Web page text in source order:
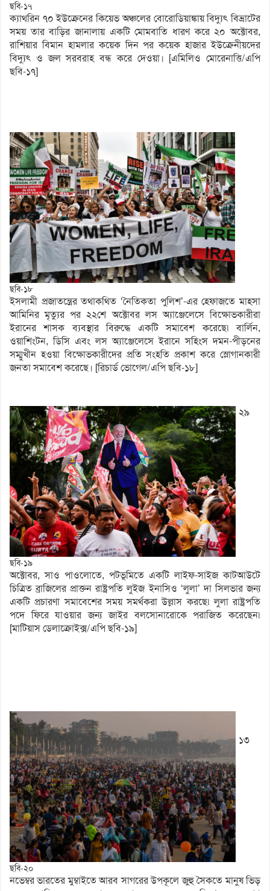
ছবি-১৭
ক্যাথরিন ৭০ ইউক্রেনের কিয়েভ অঞ্চলের বোরোডিয়াঙ্কায় বিদ্যুৎ বিভ্রাটের
সময় তার বাড়ির জানালায় একটি মোমবাতি ধারণ করে ২০ অক্টোবর,
রাশিয়ার বিমান হামলার কয়েক দিন পর কয়েক হাজার ইউক্রেনীয়দের
বিদ্যুৎ ও জল সরবরাহ বন্ধ করে দেওয়া। [এমিলিও মোরেনাত্তি/এপি
ছবি-১৭]
ছবি-১৮
ইসলামী প্রজাতন্ত্রের তথাকথিত ‘নৈতিকতা পুলিশ’-এর হেফাজতে মাহসা
আমিনির মৃত্যুর পর ২২শে অক্টোবর লস অ্যাঞ্জেলেসে বিক্ষোভকারীরা
ইরানের শাসক ব্যবস্থার বিরুদ্ধে একটি সমাবেশ করেছে৷ বার্লিন,
ওয়াশিংটন, ডিসি এবং লস অ্যাঞ্জেলেসে ইরানে সহিংস দমন-পীড়নের
সম্মুখীন হওয়া বিক্ষোভকারীদের প্রতি সংহতি প্রকাশ করে স্লোগানকারী
জনতা সমাবেশ করেছে। [রিচার্ড ভোগেল/এপি ছবি-১৮]
ছবি-১৯
২৯
অক্টোবর, সাও পাওলোতে, পটভূমিতে একটি লাইফ-সাইজ কাটআউটে
চিত্রিত ব্রাজিলের প্রাক্তন রাষ্ট্রপতি লুইজ ইনাসিও ‘লুলা’ দা সিলভার জন্য
একটি প্রচারণা সমাবেশের সময় সমর্থকরা উল্লাস করছে৷ লুলা রাষ্ট্রপতি
পদে ফিরে যাওয়ার জন্য জাইর বলসোনারোকে পরাজিত করেছেন৷
[মাটিয়াস ডেলাক্রোইক্স/এপি ছবি-১৯]
ছবি-২০
১৩
নভেম্বর ভারতের মুম্বাইতে আরব সাগরের উপকূলে জুহু সৈকতে মানুষ ভিড়